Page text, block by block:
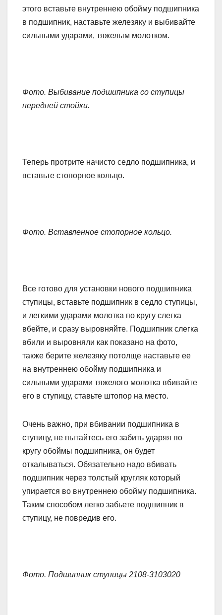
этого вставьте внутреннею обойму подшипника
в подшипник, наставьте железяку и выбивайте
сильными ударами, тяжелым молотком.
Фото. Выбивание подшипника со ступицы
передней стойки.
Теперь протрите начисто седло подшипника, и
вставьте стопорное кольцо.
Фото. Вставленное стопорное кольцо.
Все готово для установки нового подшипника
ступицы, вставьте подшипник в седло ступицы,
и легкими ударами молотка по кругу слегка
вбейте, и сразу выровняйте. Подшипник слегка
вбили и выровняли как показано на фото,
также берите железяку потолще наставьте ее
на внутреннею обойму подшипника и
сильными ударами тяжелого молотка вбивайте
его в ступицу, ставьте штопор на место.
Очень важно, при вбивании подшипника в
ступицу, не пытайтесь его забить ударяя по
кругу обоймы подшипника, он будет
откалываться. Обязательно надо вбивать
подшипник через толстый кругляк который
упирается во внутреннею обойму подшипника.
Таким способом легко забьете подшипник в
ступицу, не повредив его.
Фото. Подшипник ступицы 2108-3103020